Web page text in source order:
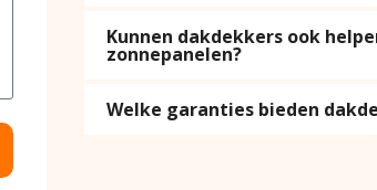
Kunnen dakdekkers ook
zonnepanelen?
Welke garanties bieden